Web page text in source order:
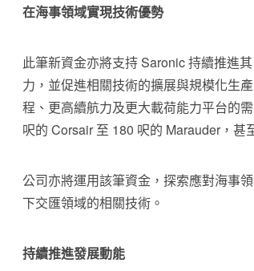
在海事領域實現技術優勢
此筆新資金亦將支持 Saronic 持續推進
力，並促進相關技術的擴展與規模化生
程、更高續航力及更大載荷能力平台的
呎的 Corsair 至 180 呎的 Marauder，甚
公司亦將運用該筆資金，探索應對海事
下交匯領域的相關技術。
持續推進發展動能